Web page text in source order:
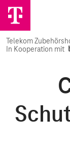
Telekom
In Kooperation mit